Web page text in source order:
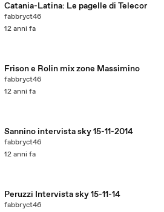
Catania-Latina: Le pagelle di Telecor
fabbryct46
12 anni fa
Frison e Rolin mix zone Massimino
fabbryct46
12 anni fa
Sannino intervista sky 15-11-2014
fabbryct46
12 anni fa
Peruzzi Intervista sky 15-11-14
fabbryct46